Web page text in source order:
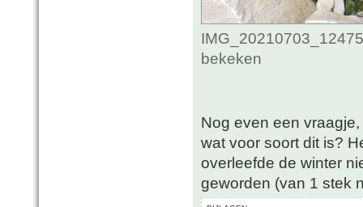
bekeken
Nog even een
wat voor soort dit is?
overleefde de winter
geworden (van 1 stek